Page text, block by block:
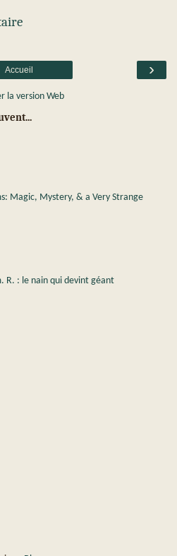
›
Accueil
la version Web
Magic, Mystery, & a Very Strange
R. : le nain qui devint géant